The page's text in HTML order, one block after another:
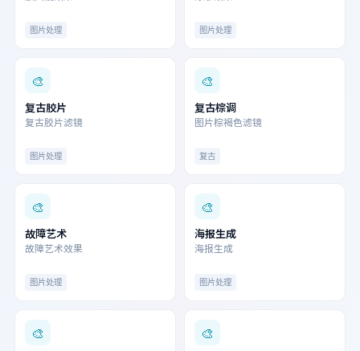
图片处理 图片处理
🎨
复古胶片
复古胶片滤镜
图片处理
🎨
复古棕调
图片棕褐色滤镜
复古
🎨
故障艺术
故障艺术效果
图片处理
🎨
海报生成
海报生成
图片处理
🎨 🎨